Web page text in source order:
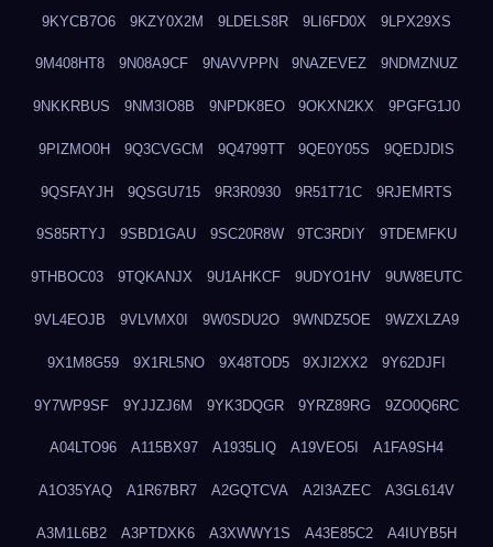
9KYCB7O6 9KZY0X2M 9LDELS8R 9LI6FD0X 9LPX29XS
9M408HT8 9N08A9CF 9NAVVPPN 9NAZEVEZ 9NDMZNUZ
9NKKRBUS 9NM3IO8B 9NPDK8EO 9OKXN2KX 9PGFG1J0
9PIZMO0H 9Q3CVGCM 9Q4799TT 9QE0Y05S 9QEDJDIS
9QSFAYJH 9QSGU715 9R3R0930 9R51T71C 9RJEMRTS
9S85RTYJ 9SBD1GAU 9SC20R8W 9TC3RDIY 9TDEMFKU
9THBOC03 9TQKANJX 9U1AHKCF 9UDYO1HV 9UW8EUTC
9VL4EOJB 9VLVMX0I 9W0SDU2O 9WNDZ5OE 9WZXLZA9
9X1M8G59 9X1RL5NO 9X48TOD5 9XJI2XX2 9Y62DJFI
9Y7WP9SF 9YJJZJ6M 9YK3DQGR 9YRZ89RG 9ZO0Q6RC
A04LTO96 A115BX97 A1935LIQ A19VEO5I A1FA9SH4
A1O35YAQ A1R67BR7 A2GQTCVA A2I3AZEC A3GL614V
A3M1L6B2 A3PTDXK6 A3XWWY1S A43E85C2 A4IUYB5H